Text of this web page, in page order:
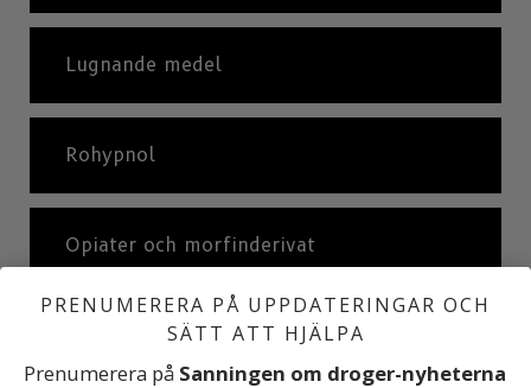
Lugnande medel
Rohypnol
Opiater och morfinderivat
Verkningar av opioider och morfinderivat
PRENUMERERA PÅ UPPDATERINGAR OCH
SÄTT ATT HJÄLPA
Prenumerera på Sanningen om droger-nyheterna